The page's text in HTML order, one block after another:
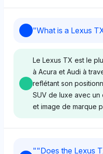
"What is a Lexus
Le Lexus TX est le
à Acura et Audi à
reflétant son
SUV de luxe avec
et image de marque
""Does the Lexus